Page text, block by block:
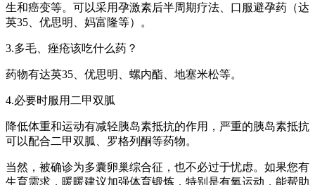
生和癌变等。可以采用孕激素后半周期疗法、口服避孕药（达
英35、优思明、妈富隆等）。
3.多毛、痤疮该吃什么药？
药物有达英35、优思明、螺内酯、地塞米松等。
4.必要时服用二甲双胍
降低体重和运动有减轻胰岛素抵抗的作用，严重的胰岛素抵抗
可以配合二甲双胍、罗格列酮等药物。
当然，被确诊为多囊卵巢综合征，也不必过于忧虑。如果您有
生育需求，暖暖建议加强体育锻炼，特别是有氧运动，能帮助